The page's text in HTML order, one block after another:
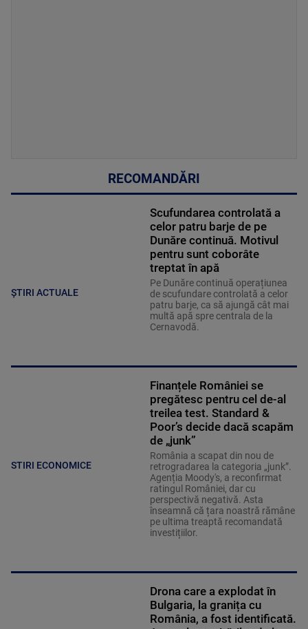
RECOMANDĂRI
ȘTIRI ACTUALE
Scufundarea controlată a
celor patru barje de pe
Dunăre continuă. Motivul
pentru sunt coborâte
treptat în apă
Pe Dunăre continuă operațiunea
de scufundare controlată a celor
patru barje, ca să ajungă cât mai
multă apă spre centrala de la
Cernavodă.
STIRI ECONOMICE
Finanțele României se
pregătesc pentru cel de-al
treilea test. Standard &
Poor’s decide dacă scapăm
de „junk”
România a scapat din nou de
retrogradarea la categoria „junk”.
Agenția Moody's, a reconfirmat
ratingul României, dar cu
perspectivă negativă. Asta
înseamnă că țara noastră rămâne
pe ultima treaptă recomandată
investițiilor.
Drona care a explodat în
Bulgaria, la granița cu
România, a fost identificată.